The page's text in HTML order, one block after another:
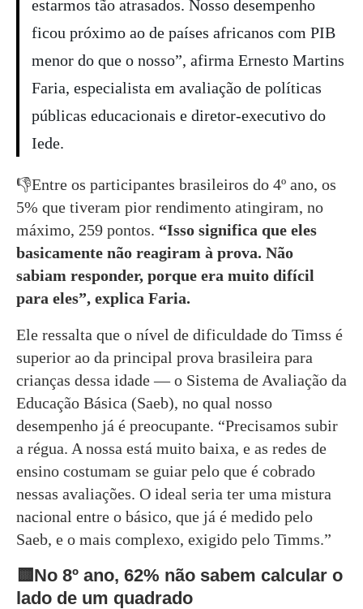
estarmos tão atrasados. Nosso desempenho
ficou próximo ao de países africanos com PIB
menor do que o nosso”, afirma Ernesto Martins
Faria, especialista em avaliação de políticas
públicas educacionais e diretor-executivo do
Iede.
👎Entre os participantes brasileiros do 4º ano, os
5% que tiveram pior rendimento atingiram, no
máximo, 259 pontos. “Isso significa que eles
basicamente não reagiram à prova. Não
sabiam responder, porque era muito difícil
para eles”, explica Faria.
Ele ressalta que o nível de dificuldade do Timss é
superior ao da principal prova brasileira para
crianças dessa idade — o Sistema de Avaliação da
Educação Básica (Saeb), no qual nosso
desempenho já é preocupante. “Precisamos subir
a régua. A nossa está muito baixa, e as redes de
ensino costumam se guiar pelo que é cobrado
nessas avaliações. O ideal seria ter uma mistura
nacional entre o básico, que já é medido pelo
Saeb, e o mais complexo, exigido pelo Timms.”
🟨No 8º ano, 62% não sabem calcular o
lado de um quadrado